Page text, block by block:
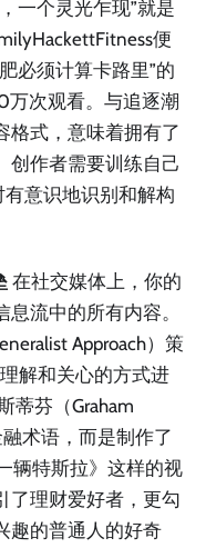
一个灵光乍现”就是
便
必须计算卡路里”的
次观看。与追逐潮
格式，意味着拥有了
创作者需要训练自己
有意识地识别和解构
在社交媒体上，你的
流中的所有内容。
Approach）策
解和关心的方式进
蒂芬（Graham
术语，而是制作了
辆特斯拉》这样的视
了理财爱好者，更勾
趣的普通人的好奇